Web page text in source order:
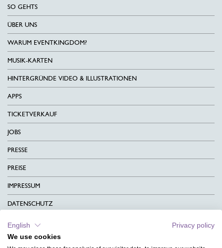
SO GEHTS
ÜBER UNS
WARUM EVENTKINGDOM?
MUSIK-KARTEN
HINTERGRÜNDE VIDEO & ILLUSTRATIONEN
APPS
TICKETVERKAUF
JOBS
PRESSE
PREISE
IMPRESSUM
DATENSCHUTZ
KONTAKT
AGB
English
Privacy policy
We use cookies